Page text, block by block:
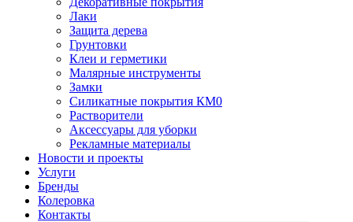
Лаки
Защита дерева
Грунтовки
Клеи и герметики
Малярные инструменты
Замки
Силикатные покрытия КМ0
Растворители
Аксессуары для уборки
Рекламные материалы
Новости и проекты
Услуги
Бренды
Колеровка
Контакты